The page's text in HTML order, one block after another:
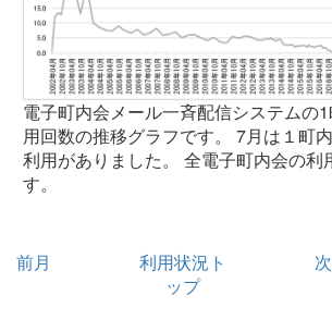
電子町内会メール一斉配信システムの
用回数の推移グラフです。 7月は１町
利用がありました。 全電子町内会の利
す。
前月
利用状況ト
ップ